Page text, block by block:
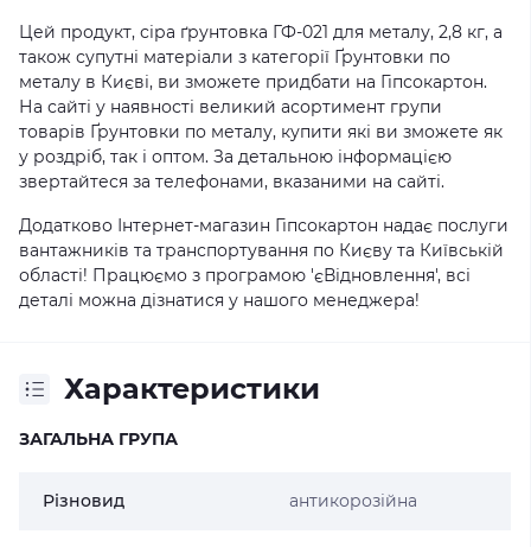
Цей продукт, сіра ґрунтовка ГФ-021 для металу, 2,8 кг, а
також супутні матеріали з категорії Ґрунтовки по
металу в Києві, ви зможете придбати на Гіпсокартон.
На сайті у наявності великий асортимент групи
товарів Ґрунтовки по металу, купити які ви зможете як
у роздріб, так і оптом. За детальною інформацією
звертайтеся за телефонами, вказаними на сайті.
Додатково Інтернет-магазин Гіпсокартон надає послуги
вантажників та транспортування по Києву та Київській
області! Працюємо з програмою 'єВідновлення', всі
деталі можна дізнатися у нашого менеджера!
Характеристики
ЗАГАЛЬНА ГРУПА
Різновид антикорозійна